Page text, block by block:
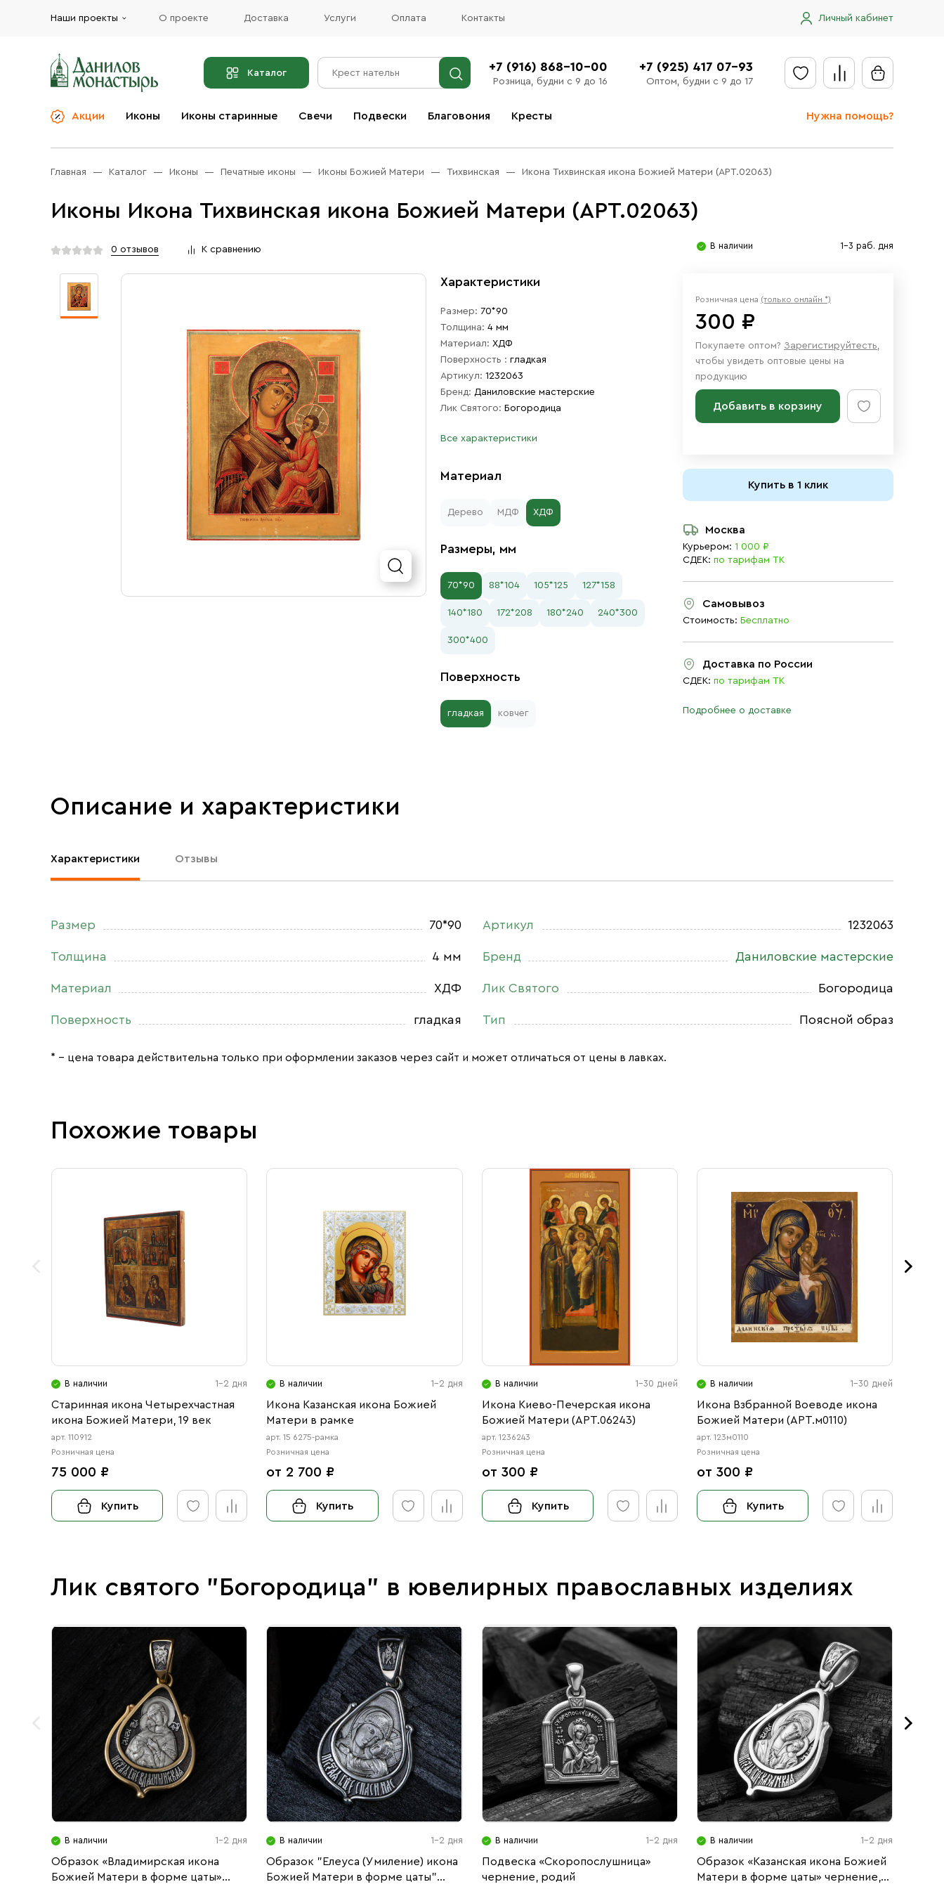
Наши проекты О проекте Доставка Услуги Оплата Контакты Личный кабинет
Каталог +7 (916) 868-10-00
Розница, будни с 9 до 16
+7 (925) 417 07-93
Оптом, будни с 9 до 17
Акции Иконы Иконы старинные Свечи Подвески Благовония Кресты Нужна помощь?
Отправить заявку
Церковная утварь
Иконы
Ювелирные изделия
Бренды
Услуги
Главная Каталог Иконы Печатные иконы Иконы Божией Матери Тихвинская Икона Тихвинская икона Божией Матери (АРТ.02063)
Иконы Икона Тихвинская икона Божией Матери (АРТ.02063)
0 отзывов К сравнению В наличии 1-3 раб. дня
Характеристики
Размер: 70*90
Толщина: 4 мм
Материал: ХДФ
Поверхность : гладкая
Артикул: 1232063
Бренд: Даниловские мастерские
Лик Святого: Богородица
Все характеристики
Материал
Дерево МДФ ХДФ
Размеры, мм
70*90 88*104 105*125 127*158
140*180 172*208 180*240 240*300
300*400
Поверхность
гладкая ковчег
Розничная цена (только онлайн *)
300 ₽
Покупаете оптом? Зарегистируйтесть,
чтобы увидеть оптовые цены на
продукцию
Добавить в корзину
Купить в 1 клик
Москва
Курьером: 1 000 ₽
СДЕК: по тарифам ТК
Самовывоз
Стоимость: Бесплатно
Доставка по России
СДЕК: по тарифам ТК
Подробнее о доставке
Описание и характеристики
Характеристики Отзывы
Размер 70*90
Толщина 4 мм
Материал ХДФ
Поверхность гладкая
Артикул 1232063
Бренд Даниловские мастерские
Лик Святого Богородица
Тип Поясной образ
* – цена товара действительна только при оформлении заказов через сайт и может отличаться от цены в лавках.
Похожие товары
В наличии 1-2 дня
Старинная икона Четырехчастная
икона Божией Матери, 19 век
арт. 110912
Розничная цена
75 000 ₽
Купить
В наличии 1-2 дня
Икона Казанская икона Божией
Матери в рамке
арт. 15 6275-рамка
Розничная цена
от 2 700 ₽
Купить
В наличии 1-30 дней
Икона Киево-Печерская икона
Божией Матери (АРТ.06243)
арт. 1236243
Розничная цена
от 300 ₽
Купить
В наличии 1-30 дней
Икона Взбранной Воеводе икона
Божией Матери (АРТ.м0110)
арт. 123м0110
Розничная цена
от 300 ₽
Купить
Лик святого "Богородица" в ювелирных православных изделиях
В наличии 1-2 дня
Образок «Владимирская икона
Божией Матери в форме цаты»
В наличии 1-2 дня
Образок "Елеуса (Умиление) икона
Божией Матери в форме цаты"
В наличии 1-2 дня
Подвеска «Скоропослушница»
чернение, родий
В наличии 1-2 дня
Образок «Казанская икона Божией
Матери в форме цаты» чернение,